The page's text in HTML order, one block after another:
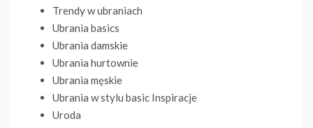
Trendy w ubraniach
Ubrania basics
Ubrania damskie
Ubrania hurtownie
Ubrania męskie
Ubrania w stylu basic Inspiracje
Uroda